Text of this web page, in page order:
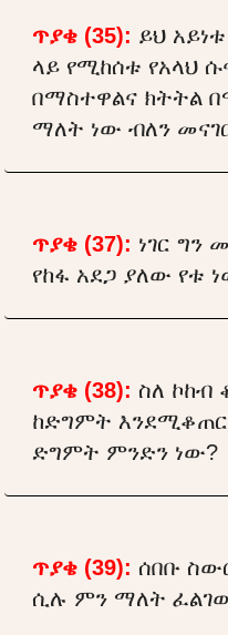
ጥያቄ (35): ይህ
ላይ የሚከሰቱ የአላህ
በማስተዋልና ክትትል
ማለት ነው ብለን
ጥያቄ (37): ነገር ግን
የከፋ አደጋ ያለው የቱ
ጥያቄ (38): ስለ ኮከብ
ከድግምት እንደሚቆጠር
ድግምት ምንድን ነው?
ጥያቄ (39): ሰበቡ
ሲሉ ምን ማለት